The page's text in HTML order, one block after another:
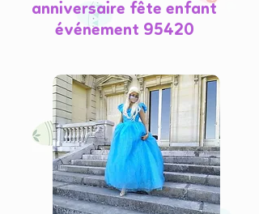
anniversaire fête enfant
événement 95420